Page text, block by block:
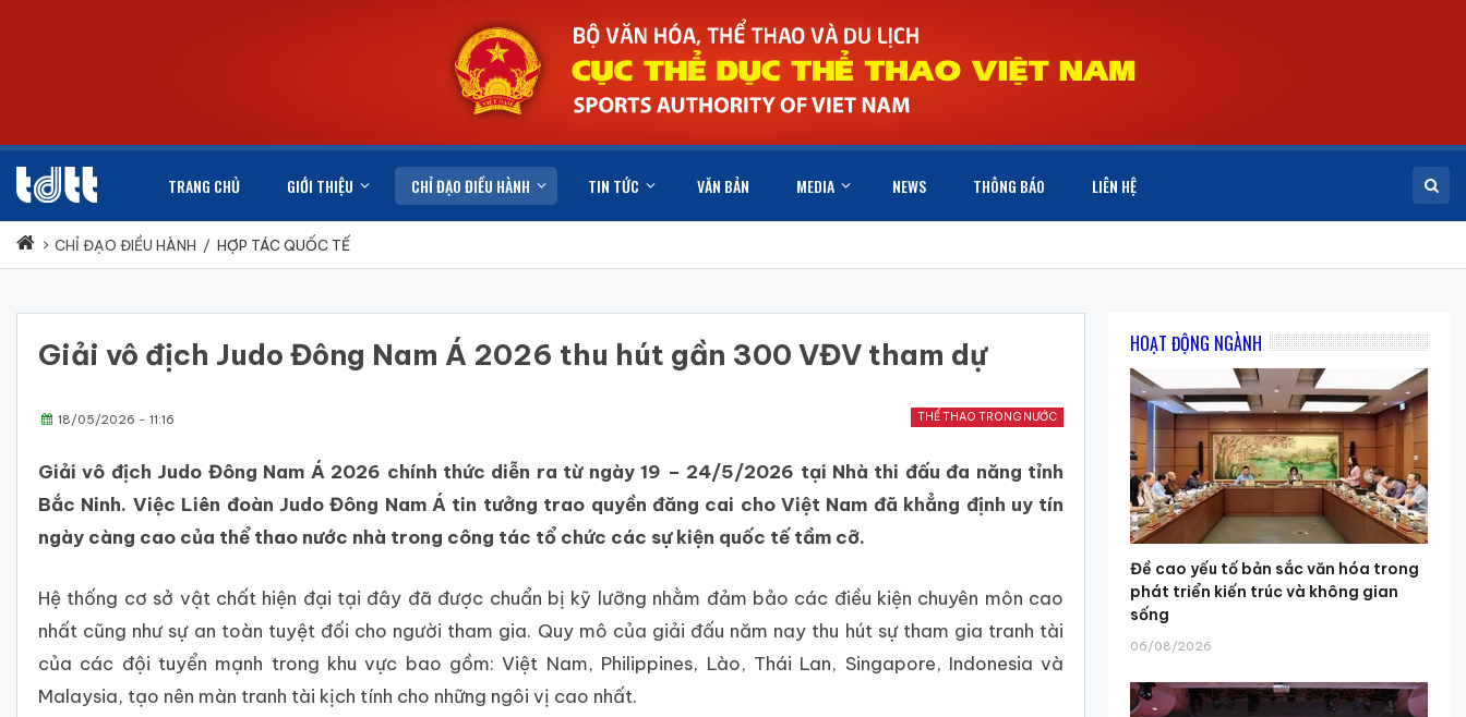
TRANG CHỦ GIỚI THIỆU CHỈ ĐẠO ĐIỀU HÀNH TIN TỨC VĂN BẢN MEDIA NEWS THÔNG BÁO LIÊN HỆ
CHỈ ĐẠO ĐIỀU HÀNH / HỢP TÁC QUỐC TẾ
Giải vô địch Judo Đông Nam Á 2026 thu hút gần 300 VĐV tham dự
THỂ THAO TRONG NƯỚC
18/05/2026 - 11:16
Giải vô địch Judo Đông Nam Á 2026 chính thức diễn ra từ ngày 19 – 24/5/2026 tại Nhà thi đấu đa năng tỉnh
Bắc Ninh. Việc Liên đoàn Judo Đông Nam Á tin tưởng trao quyền đăng cai cho Việt Nam đã khẳng định uy tín
ngày càng cao của thể thao nước nhà trong công tác tổ chức các sự kiện quốc tế tầm cỡ.
Hệ thống cơ sở vật chất hiện đại tại đây đã được chuẩn bị kỹ lưỡng nhằm đảm bảo các điều kiện chuyên môn cao
nhất cũng như sự an toàn tuyệt đối cho người tham gia. Quy mô của giải đấu năm nay thu hút sự tham gia tranh tài
của các đội tuyển mạnh trong khu vực bao gồm: Việt Nam, Philippines, Lào, Thái Lan, Singapore, Indonesia và
Malaysia, tạo nên màn tranh tài kịch tính cho những ngôi vị cao nhất.
HOẠT ĐỘNG NGÀNH
Đề cao yếu tố bản sắc văn hóa trong
phát triển kiến trúc và không gian
sống
06/08/2026